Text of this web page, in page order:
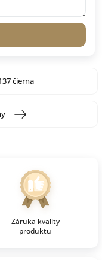
čierna
Záruka kvality
produktu